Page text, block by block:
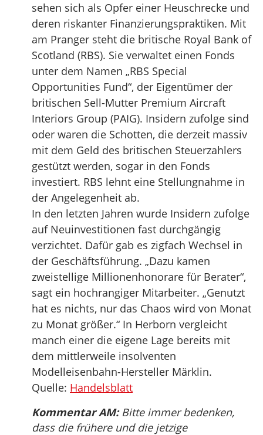
sehen sich als Opfer einer Heuschrecke und
deren riskanter Finanzierungspraktiken. Mit
am Pranger steht die britische Royal Bank of
Scotland (RBS). Sie verwaltet einen Fonds
unter dem Namen „RBS Special
Opportunities Fund“, der Eigentümer der
britischen Sell-Mutter Premium Aircraft
Interiors Group (PAIG). Insidern zufolge sind
oder waren die Schotten, die derzeit massiv
mit dem Geld des britischen Steuerzahlers
gestützt werden, sogar in den Fonds
investiert. RBS lehnt eine Stellungnahme in
der Angelegenheit ab.
In den letzten Jahren wurde Insidern zufolge
auf Neuinvestitionen fast durchgängig
verzichtet. Dafür gab es zigfach Wechsel in
der Geschäftsführung. „Dazu kamen
zweistellige Millionenhonorare für Berater“,
sagt ein hochrangiger Mitarbeiter. „Genutzt
hat es nichts, nur das Chaos wird von Monat
zu Monat größer.“ In Herborn vergleicht
manch einer die eigene Lage bereits mit
dem mittlerweile insolventen
Modelleisenbahn-Hersteller Märklin.
Quelle: Handelsblatt
Kommentar AM:Bitte immer bedenken,
dass die frühere und die jetzige